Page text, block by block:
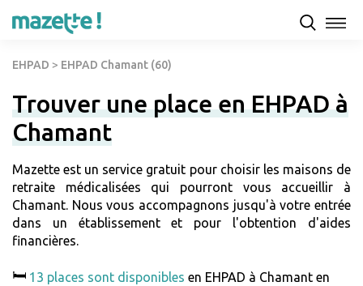
EHPAD > EHPAD Chamant (60)
Trouver une place en EHPAD à
Chamant
Mazette est un service gratuit pour choisir les maisons de
retraite médicalisées qui pourront vous accueillir à
Chamant. Nous vous accompagnons jusqu'à votre entrée
dans un établissement et pour l'obtention d'aides
financières.
🛏️ 13 places sont disponibles en EHPAD à Chamant en